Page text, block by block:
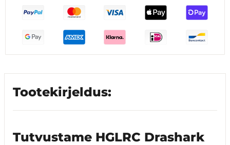
Tootekirjeldus:
Tutvustame HGLRC Drashark